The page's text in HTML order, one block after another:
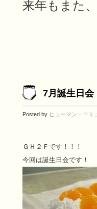
来年もまた
7月誕生日会
Posted by ヒューマン・コミ
ＧＨ２Ｆです！！！
今回は誕生日会です！